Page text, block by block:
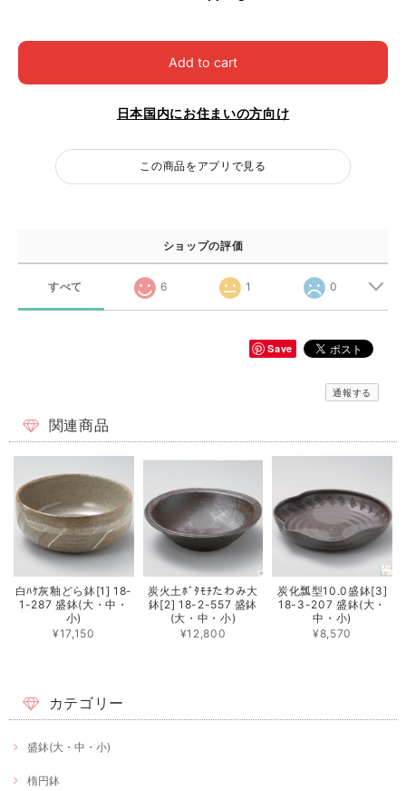
Add to cart
日本国内にお住まいの方向け
この商品をアプリで見る
ショップの評価
すべて 6 1 0
Save
通報する
関連商品
白ﾊｹ灰釉どら鉢[1] 18-
1-287 盛鉢(大・中・
小)
¥17,150
炭火土ﾎﾞﾀﾓﾁたわみ大
鉢[2] 18-2-557 盛鉢
(大・中・小)
¥12,800
炭化瓢型10.0盛鉢[3]
18-3-207 盛鉢(大・
中・小)
¥8,570
カテゴリー
盛鉢(大・中・小)
楕円鉢